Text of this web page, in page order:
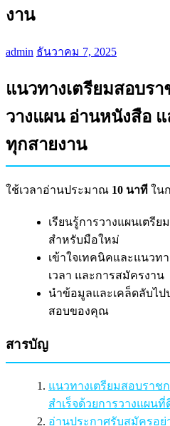
งาน
admin ธันวาคม 7, 2025
แนวทางเตรียมสอบรา
วางแผน อ่านหนังสือ
ทุกสายงาน
ใช้เวลาอ่านประมาณ 10 นาที ใน
เรียนรู้การวางแผนเตรี
สำหรับมือใหม่
เข้าใจเทคนิคและแนวท
เวลา และการสมัครงาน
นำข้อมูลและเคล็ดลับไป
สอบของคุณ
สารบัญ
แนวทางเตรียมสอบราช
สำเร็จด้วยการวางแผนที่
อ่านประกาศรับสมัครอย่